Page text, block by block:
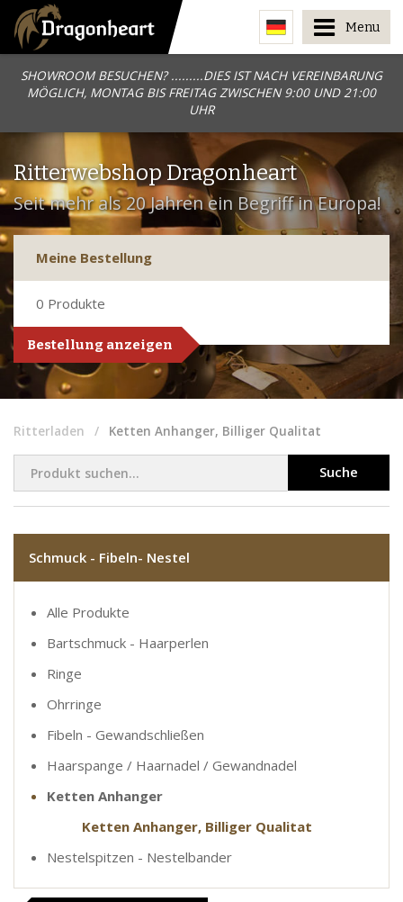
SHOWROOM BESUCHEN? .........DIES IST NACH VEREINBARUNG
MÖGLICH, MONTAG BIS FREITAG ZWISCHEN 9:00 UND 21:00
UHR
Menu
Ritterwebshop Dragonheart
Seit mehr als 20 Jahren ein Begriff in Europa!
Meine Bestellung
0 Produkte
Bestellung anzeigen
Ritterladen Ketten Anhanger, Billiger Qualitat
Suche
Schmuck - Fibeln- Nestel
Alle Produkte
Bartschmuck - Haarperlen
Ringe
Ohrringe
Fibeln - Gewandschließen
Haarspange / Haarnadel / Gewandnadel
Ketten Anhanger
Ketten Anhanger, Billiger Qualitat
Nestelspitzen - Nestelbander